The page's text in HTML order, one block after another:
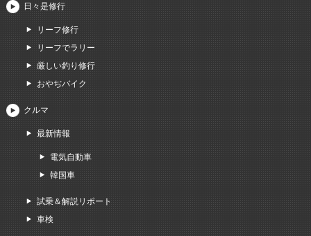
日々是修行
リーフ修行
リーフでラリー
厳しい釣り修行
おやぢバイク
クルマ
最新情報
電気自動車
韓国車
試乗＆解説リポート
車検